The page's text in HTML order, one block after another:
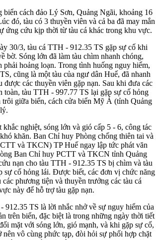
biển cách đảo Lý Sơn, Quảng Ngãi, khoảng 16
đó, tàu có 3 thuyền viên và cả ba đã may mắn
ứng cứu kịp thời từ tàu cá khác trong khu vực.
30/3, tàu cá TTH - 912.35 TS gặp sự cố khi
bờ. Sóng lớn đã làm tàu chìm nhanh chóng,
phải hoảng loạn. Trong tình huống nguy hiểm,
cũng là một tàu của ngư dân Huế, đã nhanh
được các thuyền viên gặp nạn. Sau khi đưa các
toàn, tàu TTH - 997.77 TS lại gặp sự cố hỏng
trôi giữa biển, cách cửa biển Mỹ Á (tỉnh Quảng
nghiệt, sóng lớn và gió cấp 5 - 6, công tác
khăn. Ban Chỉ huy Phòng chống thiên tai và
và TKCN) TP Huế ngay lập tức phát văn
Ban Chỉ huy PCTT và TKCN tỉnh Quảng
nạn cho tàu TTH - 912.35 TS bị chìm và tàu
sự cố hỏng lái. Được biết, các đơn vị chức năng
các phương tiện và thuyền trưởng các tàu cá
này để hỗ trợ tàu gặp nạn.
912.35 TS là lời nhắc nhở về sự nguy hiểm của
trên biển, đặc biệt là trong những ngày thời tiết
mặt với sóng lớn, gió mạnh, và khi gặp sự cố,
nên vô cùng phức tạp, đòi hỏi sự phối hợp chặt